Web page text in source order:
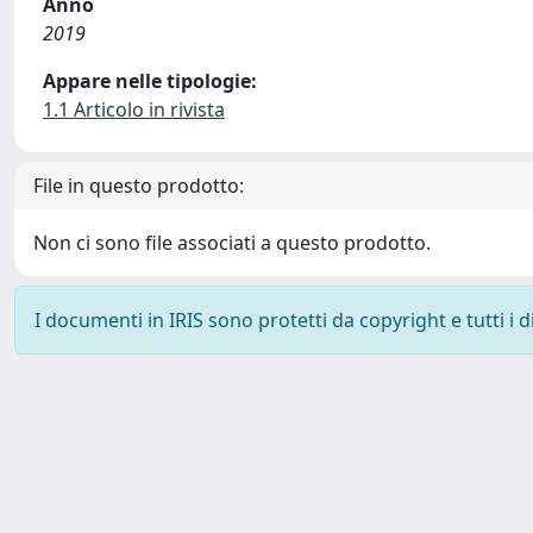
2019
Appare nelle tipologie:
1.1 Articolo in rivista
File in questo prodotto:
Non ci sono file associati a questo prodotto.
I documenti in IRIS sono protetti da copyright e tutti i